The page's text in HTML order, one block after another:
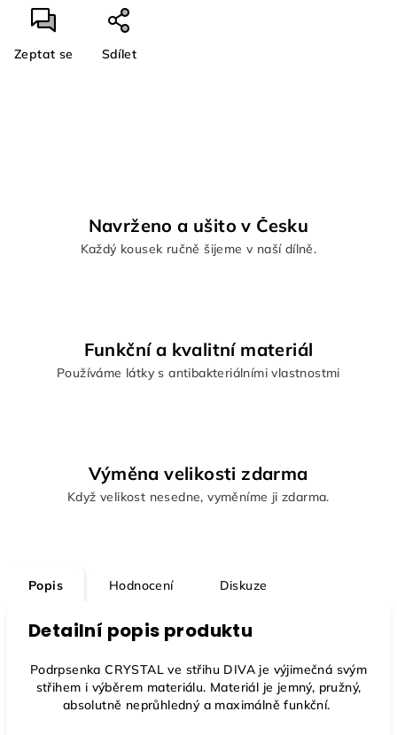
Zeptat se Sdílet
Navrženo a ušito v Česku
Každý kousek ručně šijeme v naší dílně.
Funkční a kvalitní materiál
Používáme látky s antibakteriálními vlastnostmi
Výměna velikosti zdarma
Když velikost nesedne, vyměníme ji zdarma.
Popis Hodnocení Diskuze
Detailní popis produktu
Podrpsenka CRYSTAL ve střihu DIVA je výjimečná svým
střihem i výběrem materiálu. Materiál je jemný, pružný,
absolutně neprůhledný a maximálně funkční.